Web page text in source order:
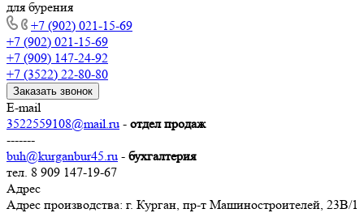
для бурения
+7 (902) 021-15-69
+7 (902) 021-15-69
+7 (909) 147-24-92
+7 (3522) 22-80-80
Заказать звонок
E-mail
3522559108@mail.ru - отдел продаж
-------
buh@kurganbur45.ru - бухгалтерия
тел. 8 909 147-19-67
Адрес
Адрес производства: г. Курган, пр-т Машиностроителей, 23В/1